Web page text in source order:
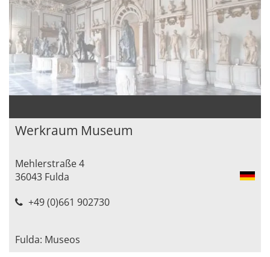
Werkraum Museum
Mehlerstraße 4
36043 Fulda
+49 (0)661 902730
Fulda: Museos